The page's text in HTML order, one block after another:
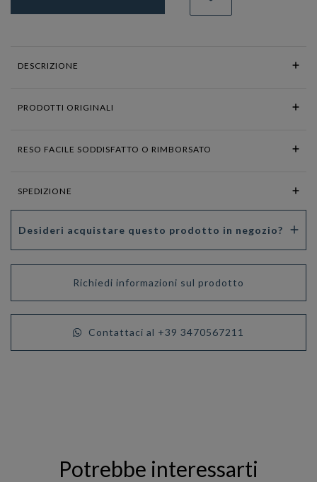
DESCRIZIONE
PRODOTTI ORIGINALI
RESO FACILE SODDISFATTO O RIMBORSATO
SPEDIZIONE
Desideri acquistare questo prodotto in negozio?
Richiedi informazioni sul prodotto
Contattaci al +39 3470567211
Potrebbe interessarti